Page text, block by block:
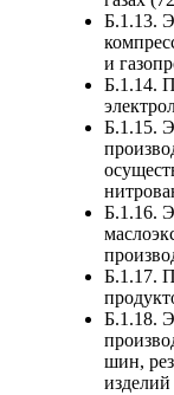
Б.1.13.
и
Б.1.14.
Б.1.15.
Б.1.16.
Б.1.17.
Б.1.18.
шин,